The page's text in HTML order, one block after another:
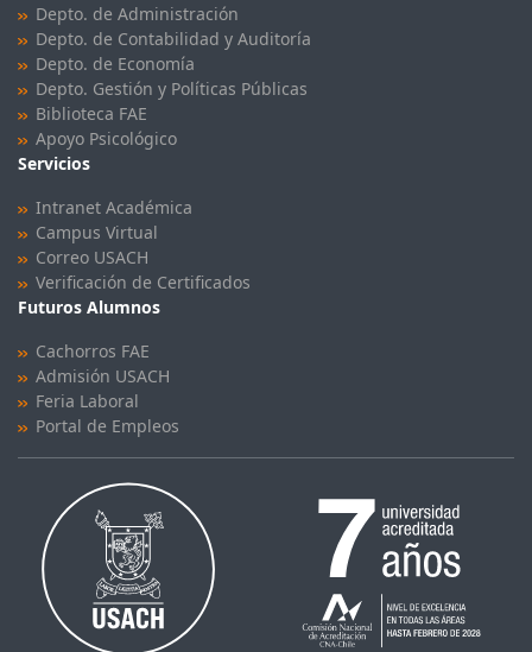
Depto. de Administración
Depto. de Contabilidad y Auditoría
Depto. de Economía
Depto. Gestión y Políticas Públicas
Biblioteca FAE
Apoyo Psicológico
Servicios
Intranet Académica
Campus Virtual
Correo USACH
Verificación de Certificados
Futuros Alumnos
Cachorros FAE
Admisión USACH
Feria Laboral
Portal de Empleos